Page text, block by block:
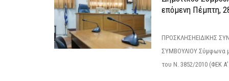
επόμενη Πέμπτη,
ΠΡΟΣΚΛΗΣΗΕΙΔΙΚΗΣ
ΣΥΜΒΟΥΛΙΟΥ Σύμφωνα
του Ν. 3852/2010 (ΦΕΚ